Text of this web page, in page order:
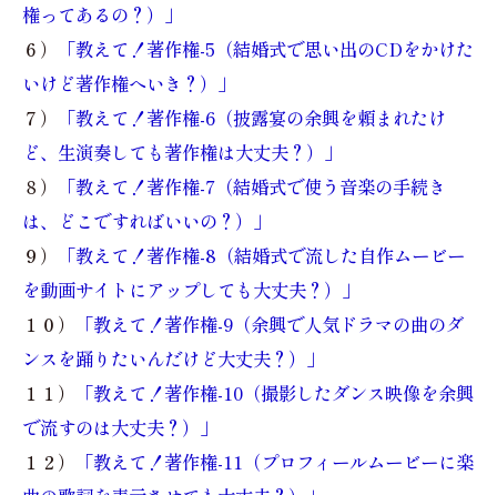
権ってあるの？）」
６）
「教えて！著作権-5（結婚式で思い出のCDをかけた
いけど著作権へいき？）」
７）
「教えて！著作権-6（披露宴の余興を頼まれたけ
ど、生演奏しても著作権は大丈夫？）」
８）
「教えて！著作権-7（結婚式で使う音楽の手続き
は、どこですればいいの？）」
９）
「教えて！著作権-8（結婚式で流した自作ムービー
を動画サイトにアップしても大丈夫？）」
１０）
「教えて！著作権-9（余興で人気ドラマの曲のダ
ンスを踊りたいんだけど大丈夫？）」
１１）
「教えて！著作権-10（撮影したダンス映像を余興
で流すのは大丈夫？）」
１２）
「教えて！著作権-11（プロフィールムービーに楽